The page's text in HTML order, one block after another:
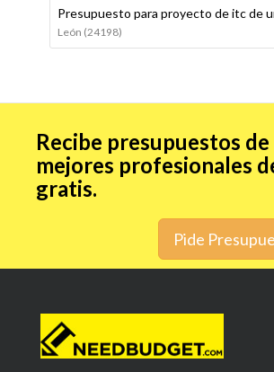
Presupuesto para proyecto de itc de
León (24198)
Recibe presupuestos de
mejores profesionales
gratis.
Pide